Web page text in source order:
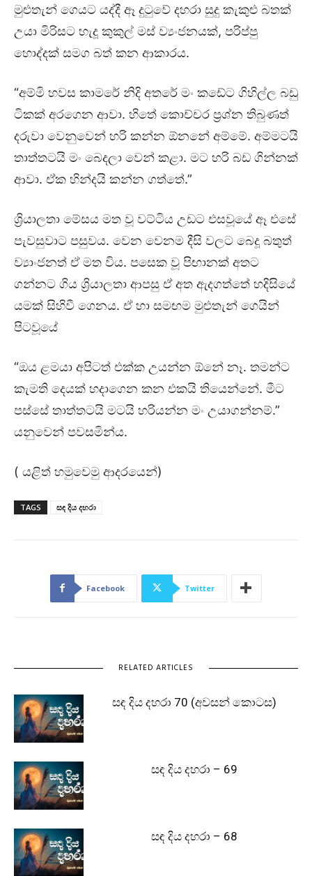
මුළුතැන් ගෙයට යද්දී ඈ දුටුවේ දහරා සුදු කැකුළු බතක්
උයා මිරිසට හැදූ කුකුල් මස් ව්‍යංජනයක්, පරිප්පු
හොද්දක් සමග බත් කන ආකාරය.
“අම්මි හවස කාමරේ නිදි අතරේ මං කඩේට ගිහිල්ල බඩු
ටිකක් අරගෙන ආවා. හිතේ කොච්චර ප්‍රශ්න තිබුණත්
දරුවා වෙනුවෙන් හරි කන්න ඕනනේ අම්මේ. අම්මටයි
තාත්තටයි මං බෙදලා වෙන් කළා. මට හරි බඩ ගින්නක්
ආවා. ඒක හින්දයි කන්න ගත්තේ.”
ශ්‍රියාලතා මේසය මත වූ වට්ටිය උඩට එසවූයේ ඈ එසේ
පැවසුවාට පසුවය. වෙන වෙනම දීසි වලට බෙදූ බතුත්
ව්‍යාංජනත් ඒ මත විය. පසෙක වූ පිඟානක් අතට
ගන්නට ගිය ශ්‍රියාලතා ආපසු ඒ අත ඇදගත්තේ හදිසියේ
යමක් සිහිවී ගෙනය. ඒ හා සමඟම මුළුතැන් ගෙයින්
පිටවූයේ
“ඔය ළමයා අපිටත් එක්ක උයන්න ඕනේ නෑ. තමන්ට
කැමති දෙයක් හදාගෙන කන එකයි තියෙන්නේ. මීට
පස්සේ තාත්තටයි මටයි හරියන්න මං උයාගන්නම්.”
යනුවෙන් පවසමින්ය.
( යළිත් හමුවෙමු ආදරයෙන්)
TAGS සඳ දිය දහරා
Facebook Twitter
RELATED ARTICLES
සඳ දිය දහරා 70 (අවසන් කොටස)
සඳ දිය දහරා – 69
සඳ දිය දහරා – 68